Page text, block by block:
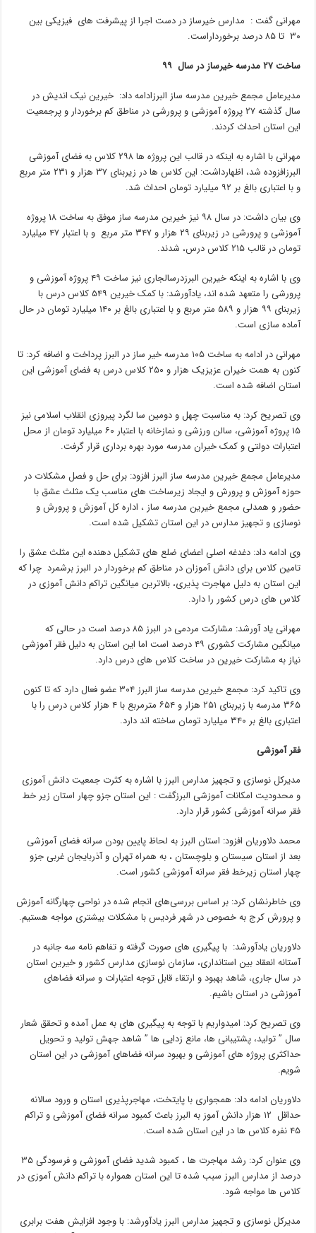
مهرانی گفت : مدارس خیرساز در دست اجرا از پیشرفت های فیزیکی بین
۳۰ تا ۸۵ درصد برخورداراست.
ساخت ۲۷ مدرسه خیرساز در سال ۹۹
مدیرعامل مجمع خیرین مدرسه ساز البرزادامه داد: خیرین نیک اندیش در
سال گذشته ۲۷ پروژه آموزشی و پرورشی در مناطق کم برخوردار و پرجمعیت
این استان احداث کردند.
مهرانی با اشاره به اینکه در قالب این پروژه ها ۲۹۸ کلاس به فضای آموزشی
البرزافزوده شد، اظهارداشت: این کلاس ها در زیربنای ۳۷ هزار و ۲۳۱ متر مربع
و با اعتباری بالغ بر ۹۲ میلیارد تومان احداث شد.
وی بیان داشت: در سال ۹۸ نیز خیرین مدرسه ساز موفق به ساخت ۱۸ پروژه
آموزشی و پرورشی در زیربنای ۲۹ هزار و ۳۴۷ متر مربع و با اعتبار ۴۷ میلیارد
تومان در قالب ۲۱۵ کلاس درس، شدند.
وی با اشاره به اینکه خیرین البرزدرسالجاری نیز ساخت ۴۹ پروژه آموزشی و
پرورشی را متعهد شده اند، یادآورشد: با کمک خیرین ۵۴۹ کلاس درس با
زیربنای ۹۹ هزار و ۵۸۹ متر مربع و با اعتباری بالغ بر ۱۴۰ میلیارد تومان در حال
آماده سازی است.
مهرانی در ادامه به ساخت ۱۰۵ مدرسه خیر ساز در البرز پرداخت و اضافه کرد: تا
کنون به همت خیران عزیزیک هزار و ۲۵۰ کلاس درس به فضای آموزشی این
استان اضافه شده است.
وی تصریح کرد: به مناسبت چهل و دومین سا لگرد پیروزی انقلاب اسلامی نیز
۱۵ پروژه آموزشی، سالن ورزشی و نمازخانه با اعتبار ۶۰ میلیارد تومان از محل
اعتبارات دولتی و کمک خیران مدرسه مورد بهره برداری قرار گرفت.
مدیرعامل مجمع خیرین مدرسه ساز البرز افزود: برای حل و فصل مشکلات در
حوزه آموزش و پرورش و ایجاد زیرساخت های مناسب یک مثلث عشق با
حضور و همدلی مجمع خیرین مدرسه ساز ، اداره کل آموزش و پرورش و
نوسازی و تجهیز مدارس در این استان تشکیل شده است.
وی ادامه داد: دغدغه اصلی اعضای ضلع های تشکیل دهنده این مثلث عشق را
تامین کلاس برای دانش آموزان در مناطق کم برخوردار در البرز برشمرد چرا که
این استان به دلیل مهاجرت پذیری، بالاترین میانگین تراکم دانش آموزی در
کلاس های درس کشور را دارد.
مهرانی یاد آورشد: مشارکت مردمی در البرز ۸۵ درصد است در حالی که
میانگین مشارکت کشوری ۴۹ درصد است اما این استان به دلیل فقر آموزشی
نیاز به مشارکت خیرین در ساخت کلاس های درس دارد.
وی تاکید کرد: مجمع خیرین مدرسه ساز البرز ۳۰۴ عضو فعال دارد که تا کنون
۳۶۵ مدرسه با زیربنای ۲۵۱ هزار و ۶۵۴ مترمربع با ۴ هزار کلاس درس را با
اعتباری بالغ بر ۳۴۰ میلیارد تومان ساخته اند دارد.
فقر آموزشی
مدیرکل نوسازی و تجهیز مدارس البرز با اشاره به کثرت جمعیت دانش آموزی
و محدودیت امکانات آموزشی البرزگفت : این استان جزو چهار استان زیر خط
فقر سرانه آموزشی کشور قرار دارد.
محمد دلاوریان افزود: استان البرز به لحاظ پایین بودن سرانه فضای آموزشی
بعد از استان سیستان و بلوچستان ، به همراه تهران و آذربایجان غربی جزو
چهار استان زیرخط فقر سرانه آموزشی کشور است.
وی خاطرنشان کرد: بر اساس بررسی‌های انجام شده در نواحی چهارگانه آموزش
و پرورش کرج به خصوص در شهر فردیس با مشکلات بیشتری مواجه هستیم.
دلاوریان یادآورشد: با پیگیری های صورت گرفته و تفاهم نامه سه جانبه در
آستانه انعقاد بین استانداری، سازمان نوسازی مدارس کشور و خیرین استان
در سال جاری، شاهد بهبود و ارتقاء قابل توجه اعتبارات و سرانه فضاهای
آموزشی در استان باشیم.
وی تصریح کرد: امیدواریم با توجه به پیگیری های به عمل آمده و تحقق شعار
سال ” تولید، پشتیبانی ها، مانع زدایی ها ” شاهد جهش تولید و تحویل
حداکثری پروژه های آموزشی و بهبود سرانه فضاهای آموزشی در این استان
شویم.
دلاوریان ادامه داد: همجواری با پایتخت، مهاجرپذیری استان و ورود سالانه
حداقل ۱۲ هزار دانش آموز به البرز باعث کمبود سرانه فضای آموزشی و تراکم
۴۵ نفره کلاس ها در این استان شده است.
وی عنوان کرد: رشد مهاجرت ها ، کمبود شدید فضای آموزشی و فرسودگی ۳۵
درصد از مدارس البرز سبب شده تا این استان همواره با تراکم دانش آموزی در
کلاس ها مواجه شود.
مدیرکل نوسازی و تجهیز مدارس البرز یادآورشد: با وجود افزایش هفت برابری